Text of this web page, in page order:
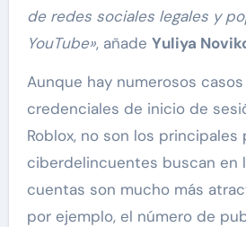
de redes sociales legales y
YouTube», añade Yuliya
Aunque hay numerosos
credenciales de inicio de
Roblox, no son los
ciberdelincuentes buscan en
cuentas son mucho más
por ejemplo, el número de